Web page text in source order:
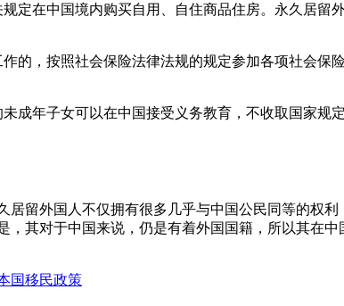
定在中国境内购买自用、自住商品住房。永久居
的，按照社会保险法律法规的规定参加各项社会
成年子女可以在中国接受义务教育，不收取国家规定
居留外国人不仅拥有很多几乎与中国公民同等的权
，其对于中国来说，仍是有着外国国籍，所以其在
国移民政策